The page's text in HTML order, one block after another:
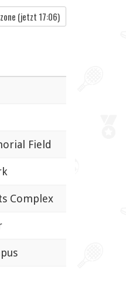
(jetzt 17:06)
Field
Complex